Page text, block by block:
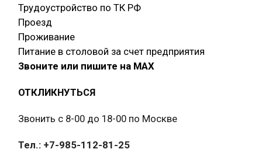
Трудоустройство по ТК РФ
Проезд
Проживание
Питание в столовой за счет предприятия
Звоните или пишите на МАХ
ОТКЛИКНУТЬСЯ
Звонить с 8-00 до 18-00 по Москве
Тел.: +7-985-112-81-25